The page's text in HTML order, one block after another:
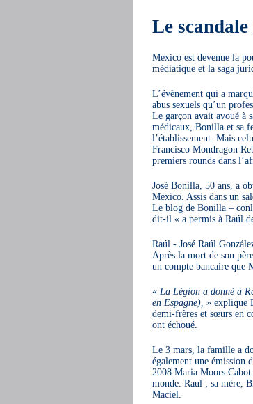
Le
Mexico est devenue la
médiatique et la saga
L’évènement qui a
abus sexuels qu’un
Le garçon avait avoué à
médicaux, Bonilla et sa
l’établissement. Mais
Francisco Mondragon
premiers rounds dans
José Bonilla, 50 ans, a
Mexico. Assis dans un
Le blog de Bonilla –
dit-il « a permis à Raúl
Raúl - José Raúl
Après la mort de son
un compte bancaire que
« La Légion a donné à
en Espagne), »explique
demi-frères et sœurs en
ont échoué.
Le 3 mars, la famille a
également une
2008 Maria Moors
monde. Raul ; sa mère,
Maciel.